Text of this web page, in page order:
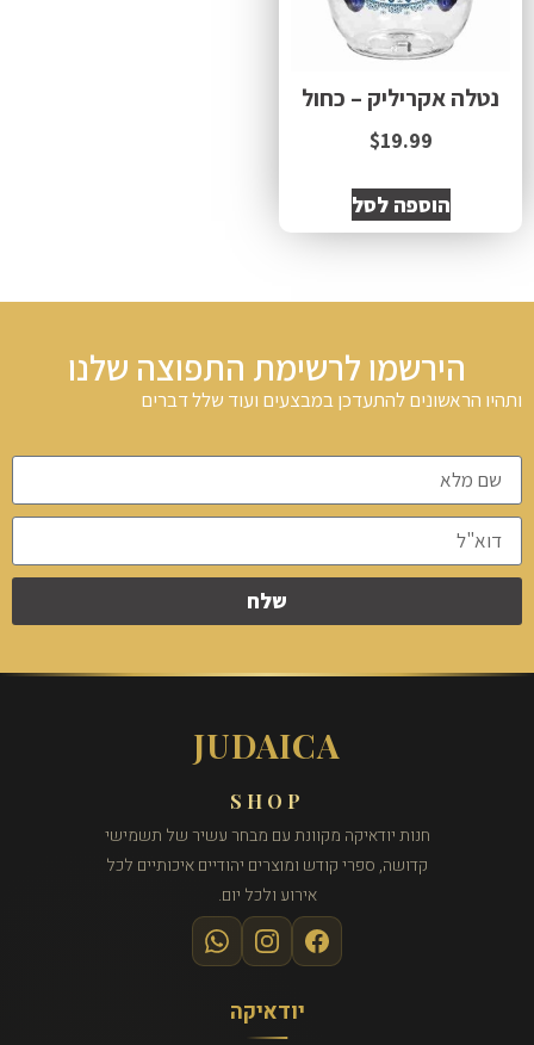
נטלה אקריליק – כחול
$19.99
הוספה לסל
הירשמו לרשימת התפוצה שלנו
ותהיו הראשונים להתעדכן במבצעים ועוד שלל דברים
שלח
JUDAICA
SHOP
חנות יודאיקה מקוונת עם מבחר עשיר של תשמישי
קדושה, ספרי קודש ומוצרים יהודיים איכותיים לכל
אירוע ולכל יום.
יודאיקה